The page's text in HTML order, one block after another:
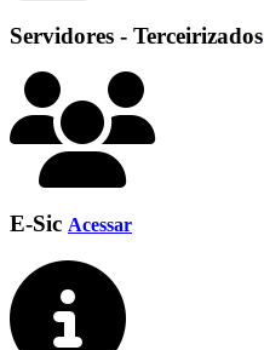
Servidores - Terceirizados
E-Sic Acessar